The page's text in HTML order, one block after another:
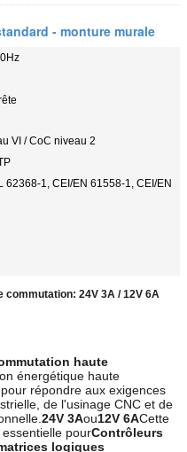
- monture murale
VI / CoC niveau 2
62368-1, CEI/EN 61558-1, CEI/EN
commutation: 24V 3A / 12V 6A
haute
énergétique haute
répondre aux exigences
de l'usinage CNC et de
24V 3Aou12V 6ACette
pourContrôleurs
logiques